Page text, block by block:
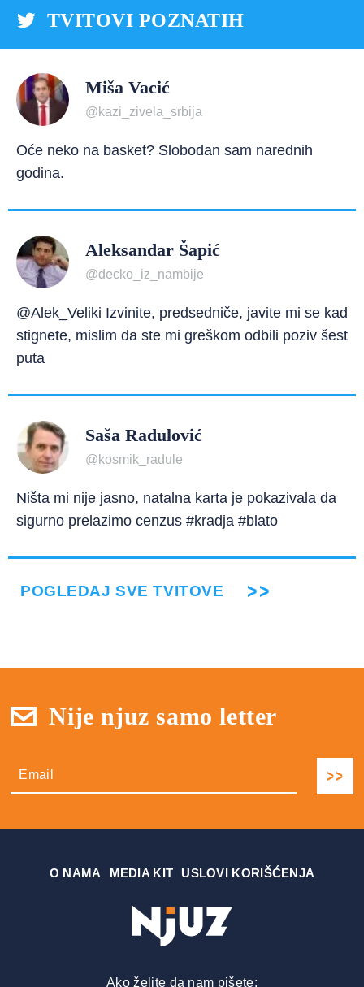
TVITOVI POZNATIH
Miša Vacić
@kazi_zivela_srbija
Oće neko na basket? Slobodan sam narednih
godina.
Aleksandar Šapić
@decko_iz_nambije
@Alek_Veliki Izvinite, predsedniče, javite mi se kad
stignete, mislim da ste mi greškom odbili poziv šest
puta
Saša Radulović
@kosmik_radule
Ništa mi nije jasno, natalna karta je pokazivala da
sigurno prelazimo cenzus #kradja #blato
POGLEDAJ SVE TVITOVE
Nije njuz samo letter
О NAMA MEDIA KIT USLOVI KORIŠĆENJA
Ako želite da nam pišete: